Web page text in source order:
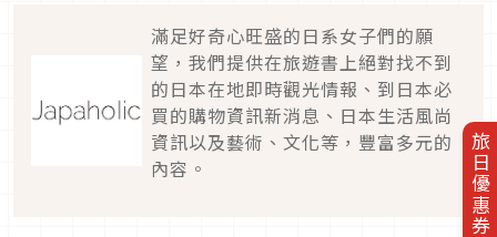
旅日優惠券
滿足好奇心旺盛的日系女子們的願
望，我們提供在旅遊書上絕對找不到
的日本在地即時觀光情報、到日本必
買的購物資訊新消息、日本生活風尚
資訊以及藝術、文化等，豐富多元的
內容。